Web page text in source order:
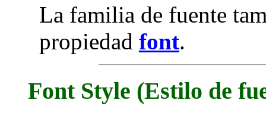
La familia de fuente
propiedad font.
Font Style (Estilo de